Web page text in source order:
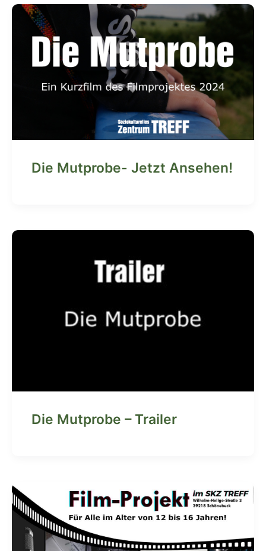
Die Mutprobe- Jetzt Ansehen!
Die Mutprobe – Trailer